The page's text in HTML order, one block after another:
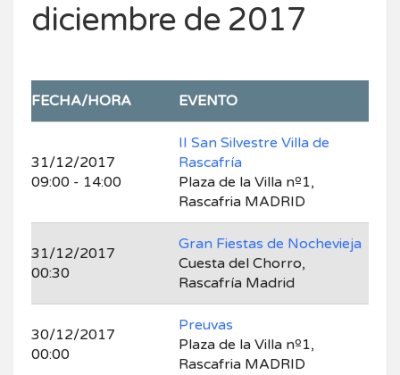
diciembre de 2017
FECHA/HORA EVENTO
31/12/2017
09:00 - 14:00
II San Silvestre Villa de
Rascafría
Plaza de la Villa nº1,
Rascafria MADRID
31/12/2017
00:30
Gran Fiestas de Nochevieja
Cuesta del Chorro,
Rascafría Madrid
30/12/2017
00:00
Preuvas
Plaza de la Villa nº1,
Rascafria MADRID